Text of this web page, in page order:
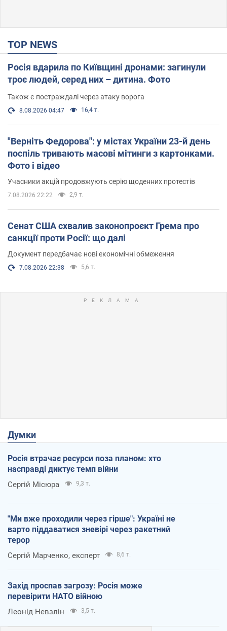
TOP NEWS
Росія вдарила по Київщині дронами: загинули
троє людей, серед них – дитина. Фото
Також є постраждалі через атаку ворога
8.08.2026 04:47 16,4 т.
"Верніть Федорова": у містах України 23-й день
поспіль тривають масові мітинги з картонками.
Фото і відео
Учасники акцій продовжують серію щоденних протестів
7.08.2026 22:22 2,9 т.
Сенат США схвалив законопроєкт Грема про
санкції проти Росії: що далі
Документ передбачає нові економічні обмеження
7.08.2026 22:38 5,6 т.
Думки
Росія втрачає ресурси поза планом: хто
насправді диктує темп війни
Сергій Місюра 9,3 т.
"Ми вже проходили через гірше": Україні не
варто піддаватися зневірі через ракетний
терор
Сергій Марченко, експерт 8,6 т.
Захід проспав загрозу: Росія може
перевірити НАТО війною
Леонід Невзлін 3,5 т.